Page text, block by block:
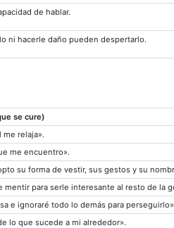
de hablar.
ni hacerle daño pueden despertarlo.
se cure)
me relaja».
me encuentro».
su forma de vestir, sus gestos y su
mentir para serle interesante al resto de la
e ignoraré todo lo demás para
lo que sucede a mi alrededor».